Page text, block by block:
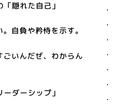
隠れた自己」
自負や矜恃を示す。
いんだぜ、わからん
ダーシップ」